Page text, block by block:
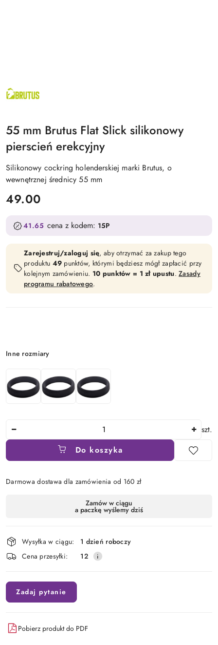
55 mm Brutus Flat Slick silikonowy
pierscień erekcyjny
Silikonowy cockring holenderskiej marki Brutus, o
wewnętrznej średnicy 55 mm
cena:
49.00
41.65 cena z kodem: 15P
Zarejestruj/zaloguj się, aby otrzymać za zakup tego
produktu 49 punktów, którymi będziesz mógł zapłacić przy
kolejnym zamówieniu. 10 punktów = 1 zł upustu.Zasady
programu rabatowego.
Wariant
Inne rozmiary
szt.
Do koszyka
Darmowa dostawa dla zamówienia od 160 zł
Zamów w ciągu
a paczkę wyślemy dziś
Wysyłka w ciągu:
1 dzień roboczy
Cena przesyłki:
12
Zadaj pytanie
Pobierz produkt do PDF